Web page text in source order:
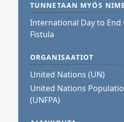
TUNNETAAN MYÖS
International Day to End
Fistula
ORGANISAATIOT
United Nations (UN)
United Nations
(UNFPA)